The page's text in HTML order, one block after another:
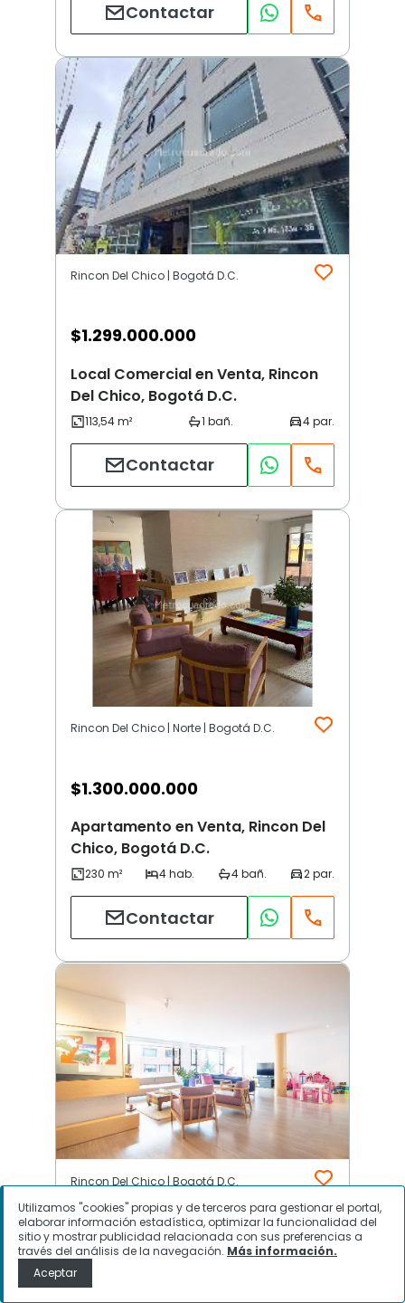
Contactar
Rincon Del Chico | Bogotá D.C.
$1.299.000.000
Local Comercial en Venta, Rincon
Del Chico, Bogotá D.C.
Contactar
Rincon Del Chico | Norte | Bogotá D.C.
$1.300.000.000
Apartamento en Venta, Rincon Del
Chico, Bogotá D.C.
Contactar
Rincon Del Chico | Bogotá D.C.
$1.300.000.000
Apartamento en Venta, Rincon Del
Utilizamos "cookies" propias y de terceros para gestionar el portal,
elaborar información estadística, optimizar la funcionalidad del
sitio y mostrar publicidad relacionada con sus preferencias a
través del análisis de la navegación. Más información.
Aceptar